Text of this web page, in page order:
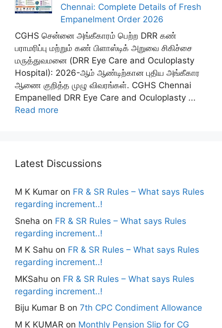
Chennai: Complete Details of Fresh
Empanelment Order 2026
CGHS சென்னை அங்கீகாரம் பெற்ற DRR கண்
பராமரிப்பு மற்றும் கண் பிளாஸ்டிக் அறுவை சிகிச்சை
மருத்துவமனை (DRR Eye Care and Oculoplasty
Hospital): 2026-ஆம் ஆண்டிற்கான புதிய அங்கீகார
ஆணை குறித்த முழு விவரங்கள். CGHS Chennai
Empanelled DRR Eye Care and Oculoplasty ...
Read more
Latest Discussions
M K Kumar on FR & SR Rules – What says Rules
regarding increment..!
Sneha on FR & SR Rules – What says Rules
regarding increment..!
M K Sahu on FR & SR Rules – What says Rules
regarding increment..!
MKSahu on FR & SR Rules – What says Rules
regarding increment..!
Biju Kumar B on 7th CPC Condiment Allowance
M K KUMAR on Monthly Pension Slip for CG